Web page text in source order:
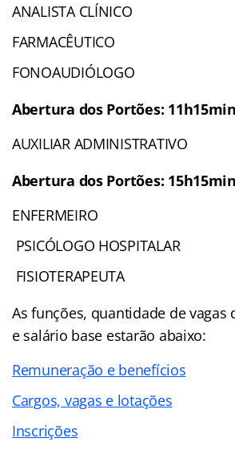
ANALISTA CLÍNICO
FARMACÊUTICO
FONOAUDIÓLOGO
Abertura dos Portões: 11h15min
AUXILIAR ADMINISTRATIVO
Abertura dos Portões: 15h15min
ENFERMEIRO
PSICÓLOGO HOSPITALAR
FISIOTERAPEUTA
As funções, quantidade de vagas
e salário base estarão abaixo:
Remuneração e benefícios
Cargos, vagas e lotações
Inscrições